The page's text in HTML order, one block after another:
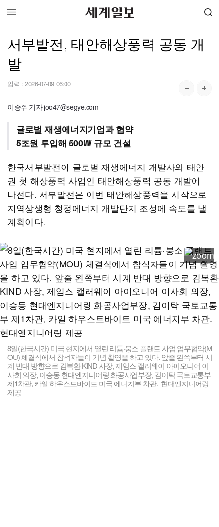
서부발전, 태안해상풍력 공동 개
발
입력 : 2026-07-09 06:00
이승주 기자 joo47@segye.com
글로벌 재생에너지기업과 협약
5조원 투입해 500㎿ 규모 건설
한국서부발전이 글로벌 재생에너지 개발사와 태안
권 첫 해상풍력 사업인 태안해상풍력 공동 개발에
나선다. 서부발전은 이번 태안해상풍력을 시작으로
지역상생형 청정에너지 개발단지 조성에 속도를 낼
계획이다.
8일(한국시간) 미국 현지에서 열린 리튬·붕소 플랜트 사업 업무협약(M
OU) 체결식에서 참석자들이 기념 촬영을 하고 있다. 앞줄 왼쪽부터 시
계 반대 방향으로 김복환 KIND 사장, 제임스 캘러웨이 아이오니어 이
사회 의장, 이승동 현대엔지니어링 화공사업부장, 김이탁 국토교통부
제1차관, 카일 하우스트바이트 미국 에너지부 차관. 현대엔지니어링
제공